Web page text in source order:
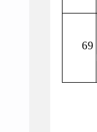
69